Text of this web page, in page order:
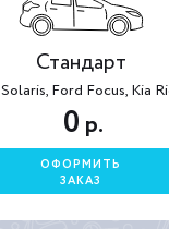
Стандарт
Ford Focus, Kia
0 р.
ОФОРМИТЬ
ЗАКАЗ